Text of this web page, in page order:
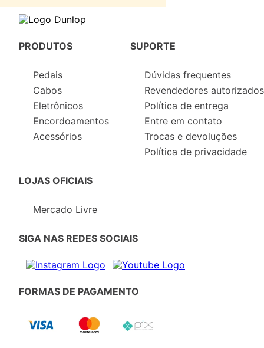
PRODUTOS
Pedais
Cabos
Eletrônicos
Encordoamentos
Acessórios
SUPORTE
Dúvidas frequentes
Revendedores autorizados
Política de entrega
Entre em contato
Trocas e devoluções
Política de privacidade
LOJAS OFICIAIS
Mercado Livre
SIGA NAS REDES SOCIAIS
FORMAS DE PAGAMENTO